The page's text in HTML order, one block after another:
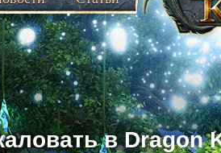
в Dragon